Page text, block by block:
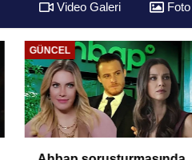
Video Galeri Foto
GÜNCEL